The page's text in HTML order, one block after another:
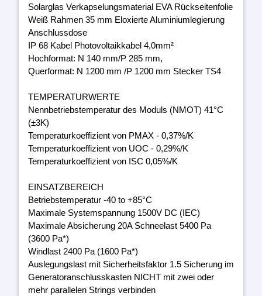
Solarglas Verkapselungsmaterial EVA Rückseitenfolie
Weiß Rahmen 35 mm Eloxierte Aluminiumlegierung
Anschlussdose
IP 68 Kabel Photovoltaikkabel 4,0mm²
Hochformat: N 140 mm/P 285 mm,
Querformat: N 1200 mm /P 1200 mm Stecker TS4
TEMPERATURWERTE
Nennbetriebstemperatur des Moduls (NMOT) 41°C
(±3K)
Temperaturkoeffizient von PMAX - 0,37%/K
Temperaturkoeffizient von UOC - 0,29%/K
Temperaturkoeffizient von ISC 0,05%/K
EINSATZBEREICH
Betriebstemperatur -40 to +85°C
Maximale Systemspannung 1500V DC (IEC)
Maximale Absicherung 20A Schneelast 5400 Pa
(3600 Pa*)
Windlast 2400 Pa (1600 Pa*)
Auslegungslast mit Sicherheitsfaktor 1.5 Sicherung im
Generatoranschlusskasten NICHT mit zwei oder
mehr parallelen Strings verbinden